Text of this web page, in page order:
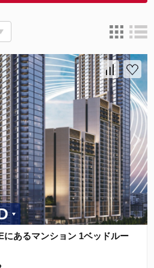
あるマンション 1ベッドルー